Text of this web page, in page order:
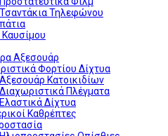
Τσαντάκια Τηλεφώνου
Αξεσουάρ
Φορτίου Δίχτυα
Αξεσουάρ Κατοικιδίων
Διαχωριστικά Πλέγματα
Ελαστικά Δίχτυα
Καθρέπτες